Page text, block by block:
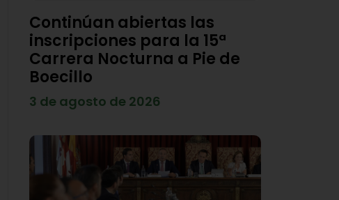
Continúan abiertas las
inscripciones para la 15ª
Carrera Nocturna a Pie de
Boecillo
3 de agosto de 2026